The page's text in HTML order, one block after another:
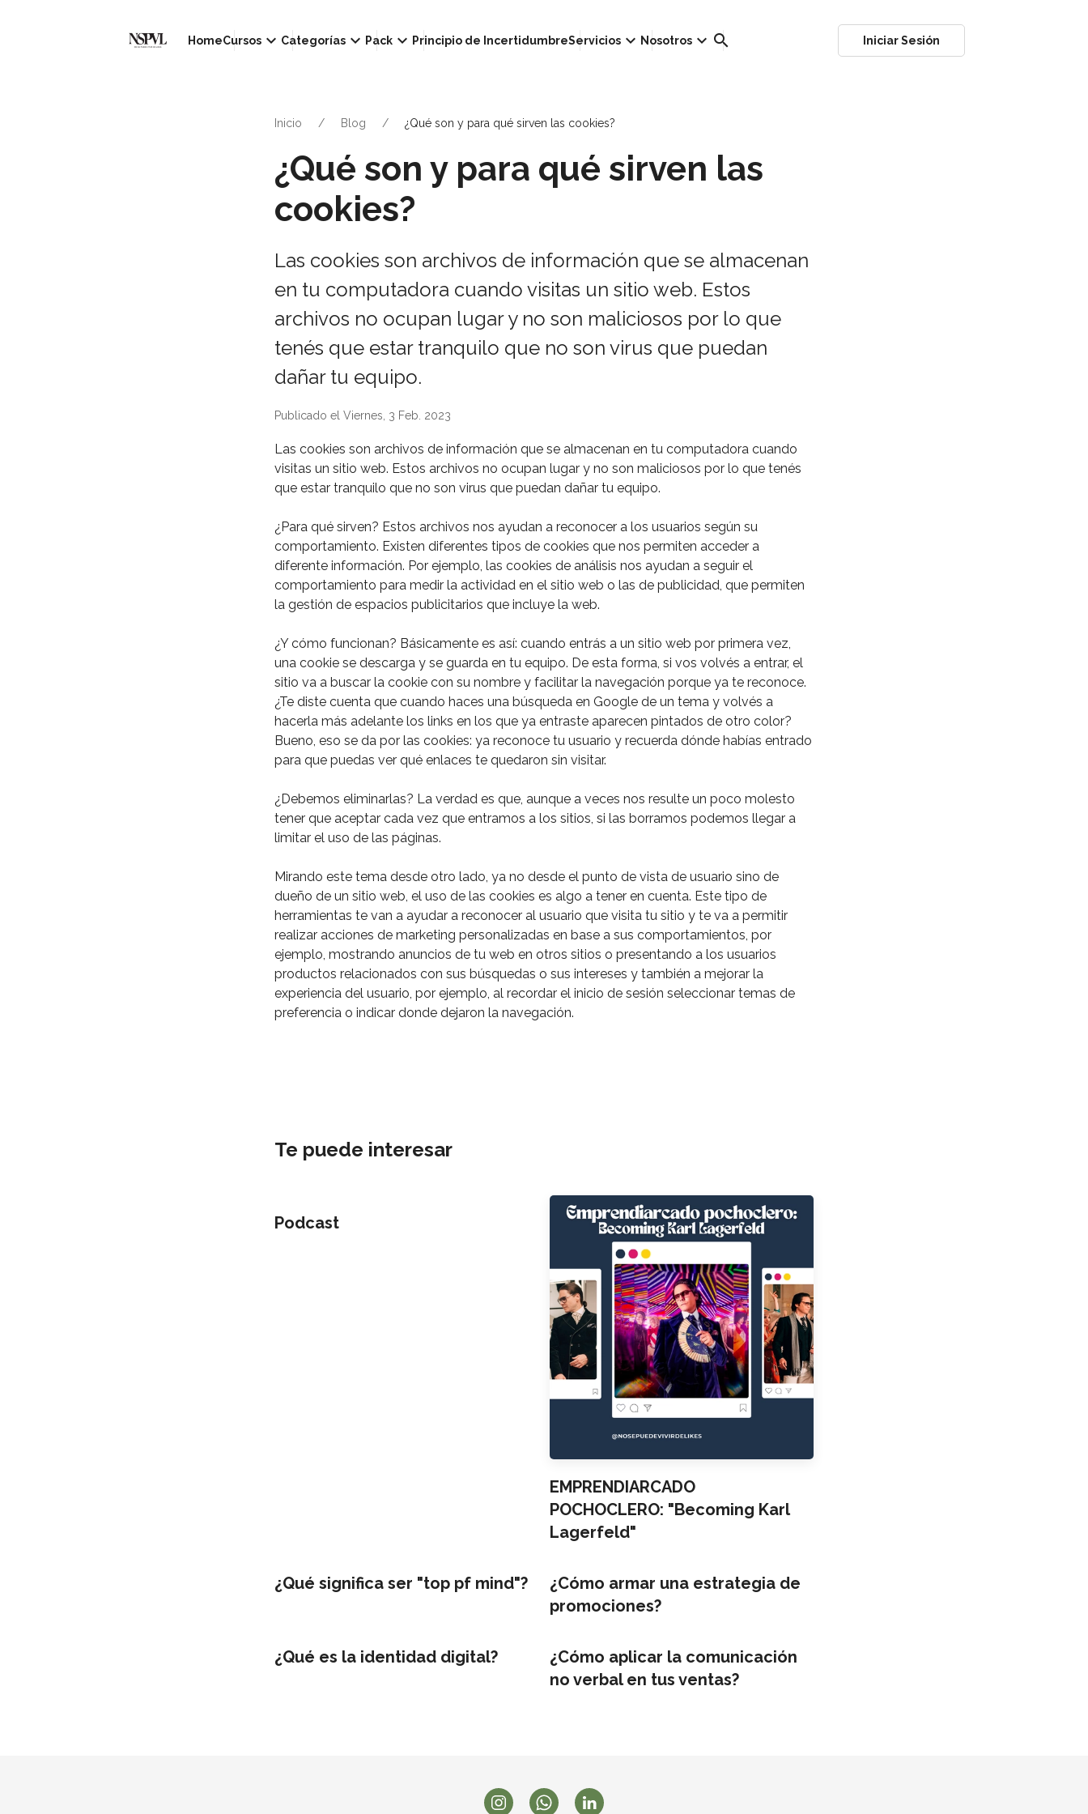
HomeCursos keyboard_arrow_down Categorías keyboard_arrow_down Pack keyboard_arrow_down Principio de IncertidumbreServicios keyboard_arrow_down Nosotros keyboard_arrow_down search Iniciar Sesión
Inicio Blog ¿Qué son y para qué sirven las cookies?
¿Qué son y para qué sirven las
cookies?
Las cookies son archivos de información que se almacenan
en tu computadora cuando visitas un sitio web. Estos
archivos no ocupan lugar y no son maliciosos por lo que
tenés que estar tranquilo que no son virus que puedan
dañar tu equipo.⁣⁣
Publicado el Viernes, 3 Feb. 2023
Las cookies son archivos de información que se almacenan en tu computadora cuando
visitas un sitio web. Estos archivos no ocupan lugar y no son maliciosos por lo que tenés
que estar tranquilo que no son virus que puedan dañar tu equipo.⁣⁣
¿Para qué sirven? Estos archivos nos ayudan a reconocer a los usuarios según su
comportamiento. Existen diferentes tipos de cookies que nos permiten acceder a
diferente información. Por ejemplo, las cookies de análisis nos ayudan a seguir el
comportamiento para medir la actividad en el sitio web o las de publicidad, que permiten
la gestión de espacios publicitarios que incluye la web.⁣⁣
¿Y cómo funcionan? Básicamente es así: cuando entrás a un sitio web por primera vez,
una cookie se descarga y se guarda en tu equipo. De esta forma, si vos volvés a entrar, el
sitio va a buscar la cookie con su nombre y facilitar la navegación porque ya te reconoce.
¿Te diste cuenta que cuando haces una búsqueda en Google de un tema y volvés a
hacerla más adelante los links en los que ya entraste aparecen pintados de otro color?
Bueno, eso se da por las cookies: ya reconoce tu usuario y recuerda dónde habías entrado
para que puedas ver qué enlaces te quedaron sin visitar.⁣⁣
¿Debemos eliminarlas? La verdad es que, aunque a veces nos resulte un poco molesto
tener que aceptar cada vez que entramos a los sitios, si las borramos podemos llegar a
limitar el uso de las páginas.⁣⁣
Mirando este tema desde otro lado, ya no desde el punto de vista de usuario sino de
dueño de un sitio web, el uso de las cookies es algo a tener en cuenta. Este tipo de
herramientas te van a ayudar a reconocer al usuario que visita tu sitio y te va a permitir
realizar acciones de marketing personalizadas en base a sus comportamientos, por
ejemplo, mostrando anuncios de tu web en otros sitios o presentando a los usuarios
productos relacionados con sus búsquedas o sus intereses y también a mejorar la
experiencia del usuario, por ejemplo, al recordar el inicio de sesión seleccionar temas de
preferencia o indicar donde dejaron la navegación.⁣
Te puede interesar
Podcast
EMPRENDIARCADO
POCHOCLERO: "Becoming Karl
Lagerfeld"
¿Qué significa ser "top pf mind"?
¿Cómo armar una estrategia de
promociones?
¿Qué es la identidad digital?
¿Cómo aplicar la comunicación
no verbal en tus ventas?